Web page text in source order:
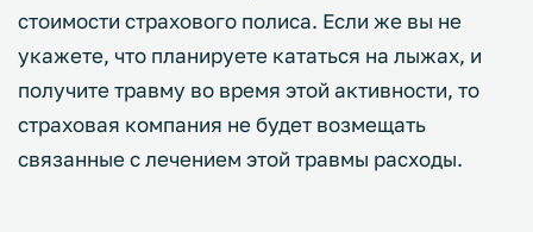
стоимости страхового полиса. Если же вы не
укажете, что планируете кататься на лыжах, и
получите травму во время этой активности, то
страховая компания не будет возмещать
связанные с лечением этой травмы расходы.